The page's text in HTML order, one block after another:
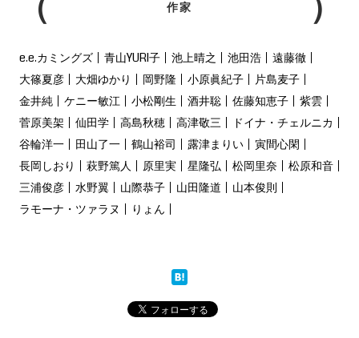
作家
e.e.カミングズ 青山YURI子 池上晴之 池田浩
遠藤徹
大篠夏彦
大畑ゆかり 岡野隆 小原眞紀子
片島麦子
金井純
ケニー敏江 小松剛生 酒井聡 佐藤知恵子
紫雲
菅原美架
仙田学 高島秋穂 高津敬三
ドイナ・チェルニカ
谷輪洋一
田山了一 鶴山裕司 露津まりい
寅間心閑
長岡しおり
萩野篤人 原里実 星隆弘 松岡里奈
松原和音
三浦俊彦
水野翼 山際恭子 山田隆道
山本俊則
ラモーナ・ツァラヌ
りょん